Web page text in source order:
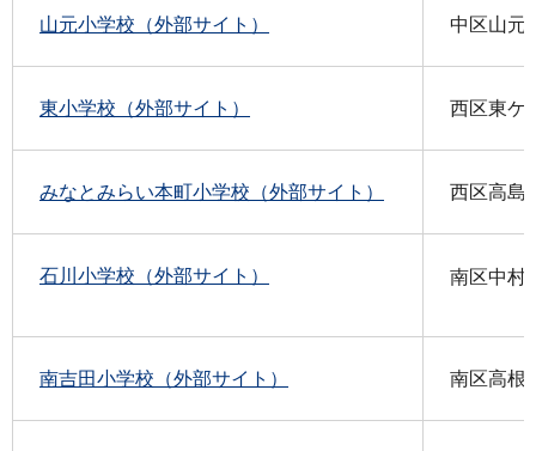
山元小学校（外部サイト） 中区山元
東小学校（外部サイト） 西区東ケ
みなとみらい本町小学校（外部サイト） 西区高島
石川小学校（外部サイト） 南区中村
南吉田小学校（外部サイト） 南区高根